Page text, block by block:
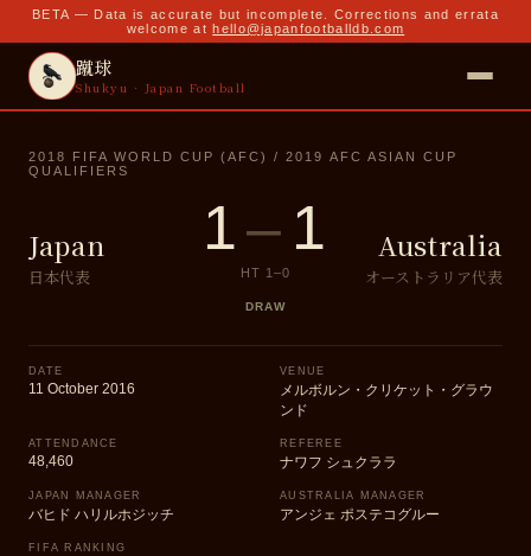
BETA — Data is accurate but incomplete. Corrections and errata
welcome at hello@japanfootballdb.com
蹴球
Shukyu · Japan Football
2018 FIFA WORLD CUP (AFC) / 2019 AFC ASIAN CUP
QUALIFIERS
Japan
日本代表
1– 1
HT 1 –0
DRAW
Australia
オーストラリア代表
DATE
11 October 2016
VENUE
メルボルン・クリケット・グラウ
ンド
ATTENDANCE
48,460
REFEREE
ナワフ シュクララ
JAPAN MANAGER
バヒド ハリルホジッチ
AUSTRALIA MANAGER
アンジェ ポステコグルー
FIFA RANKING